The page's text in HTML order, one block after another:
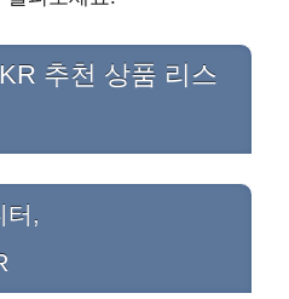
추천 상품 리스
터,